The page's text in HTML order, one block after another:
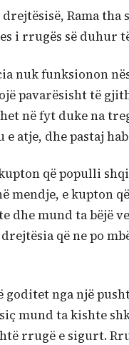
Rama
i rrugës së duhur
nuk funksionon
pavarësisht të
në fyt duke na
e atje, dhe pastaj
që populli
mendje, e kupton
dhe mund ta bëjë
që ne po
nga një
mund ta kishte
rrugë e sigurt.